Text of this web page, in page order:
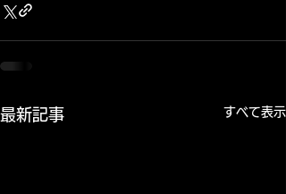
最新記事 すべて表示